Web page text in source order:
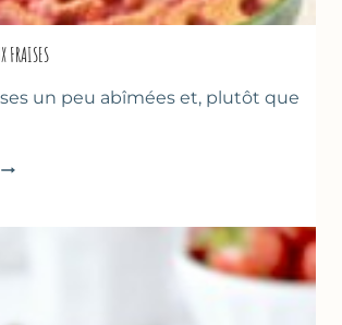
FRAISES
un peu abîmées et, plutôt que
GÂTEAU